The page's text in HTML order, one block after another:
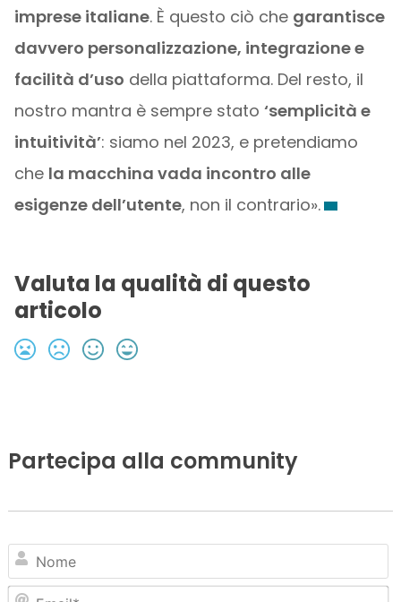
imprese italiane. È questo ciò che garantisce
davvero personalizzazione, integrazione e
facilità d’uso della piattaforma. Del resto, il
nostro mantra è sempre stato ‘semplicità e
intuitività’: siamo nel 2023, e pretendiamo
che la macchina vada incontro alle
esigenze dell’utente, non il contrario».
Valuta la qualità di questo
articolo
Partecipa alla community